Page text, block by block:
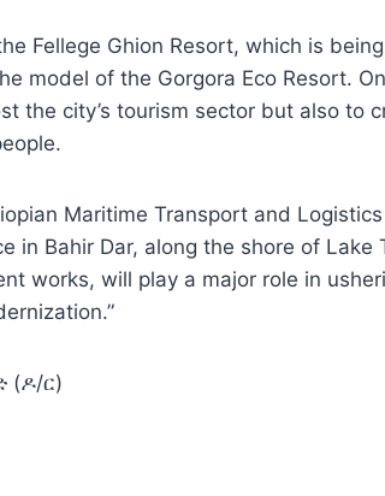
Fellege Ghion Resort, which is
model of the Gorgora Eco Resort.
the city’s tourism sector but also to
Maritime Transport and
in Bahir Dar, along the shore of Lake
works, will play a major role in
(ዶ/ር)